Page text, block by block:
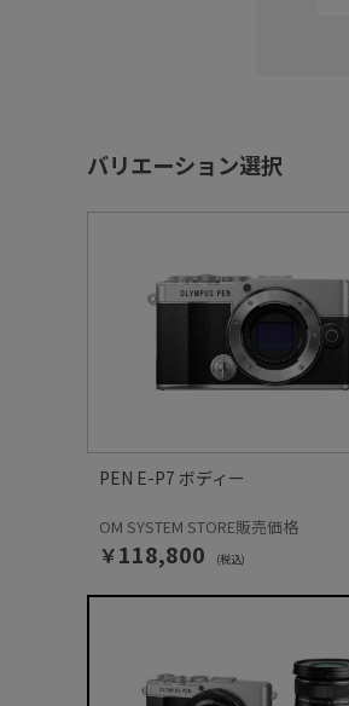
バリエーション選択
PEN E-P7 ボディー
OM SYSTEM STORE販売価格
￥118,800 (税込)